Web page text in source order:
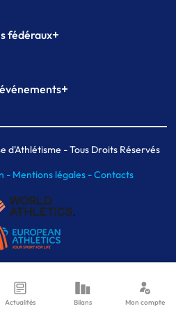
fédéraux+
Formation
+
de Paris indoor
de Paris
d'Athlétisme - Tous Droits Réservés
- Mentions légales -Contacts
Actualités Bilans Mon compte